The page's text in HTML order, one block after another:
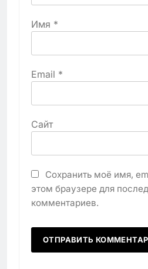
Имя *
Email *
Сайт
Сохранить моё имя,
этом браузере для
комментариев.